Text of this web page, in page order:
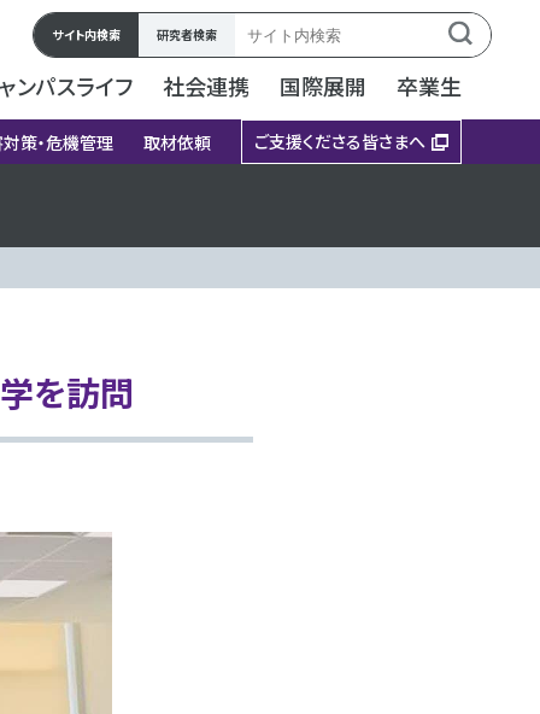
サイト内検索 研究者検索
ンパスライフ 社会連携 国際展開 卒業生
策・危機管理 取材依頼 ご支援くださる皆さまへ
を訪問